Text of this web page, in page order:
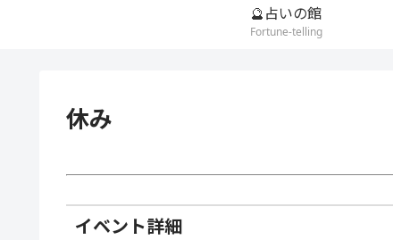
🔮占いの館
Fortune-telling
休み
イベント詳細